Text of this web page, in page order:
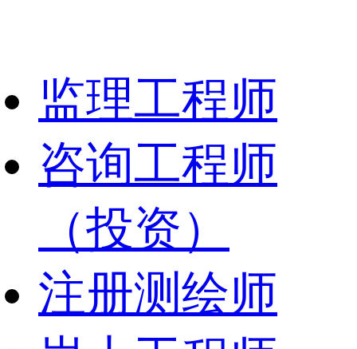
监理工程师
咨询工程师
（投资）
注册测绘师